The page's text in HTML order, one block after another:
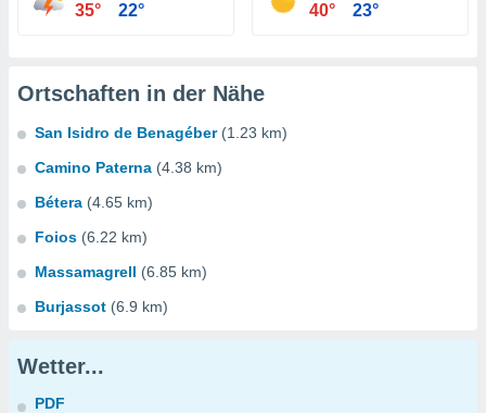
35° 22° 40° 23°
Ortschaften in der Nähe
San Isidro de Benagéber (1.23 km)
Camino Paterna (4.38 km)
Bétera (4.65 km)
Foios (6.22 km)
Massamagrell (6.85 km)
Burjassot (6.9 km)
Wetter...
PDF